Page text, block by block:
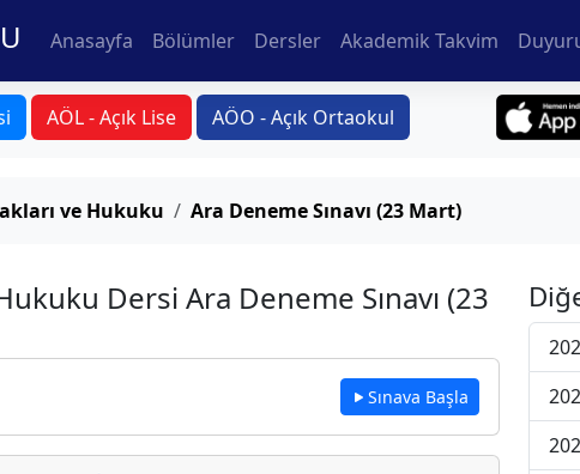
Anasayfa Bölümler Dersler Akademik Takvim
AÖL - Açık Lise AÖO - Açık Ortaokul
ve Hukuku Ara Deneme Sınavı (23 Mart)
Dersi Ara Deneme Sınavı (23
Sınava Başla